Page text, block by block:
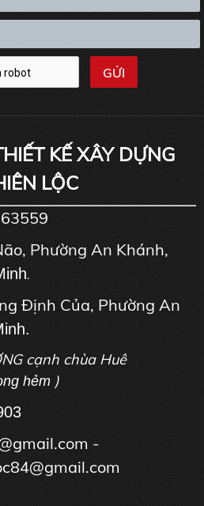
KẾ XÂY DỰNG
LỘC
Phường An Khánh,
.
Định Của, Phường An
cạnh chùa Huê
hẻm )
-